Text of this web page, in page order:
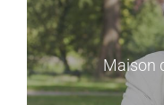
Maison